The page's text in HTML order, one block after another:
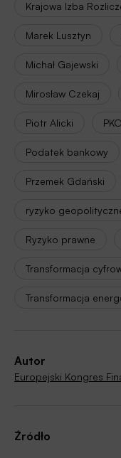
Krajowa Izba
Marek Lusztyn
Michał Gajewski
Mirosław Czekaj
Piotr Alicki
Podatek bankowy
Przemek Gdański
ryzyko
Ryzyko prawne
Transformacja
Transformacja
Autor
Europejski Kongres
Źródło